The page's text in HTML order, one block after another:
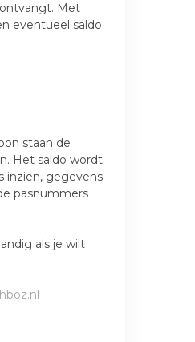
Met
eventueel saldo
staan de
Het saldo wordt
inzien, gegevens
pasnummers
als je wilt